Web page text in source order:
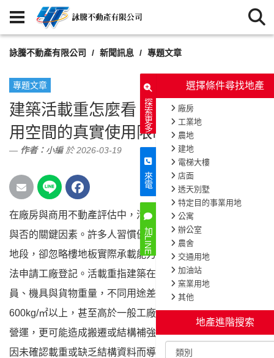
詠騰不動產有限公司 新聞訊息 專題文章
專題文章
建築活載重怎麼看？廠房、倉儲與商
用空間的真實使用限制解析
作者： 小編於 2026-03-19
在廠房與商用不動產評估中，活載重往往是影響成交
與否的關鍵因素。許多人習慣優先關注價格、坪數與
地段，卻忽略樓地板實際承載能力，導致設備無法進場或無
法申請工廠登記。活載重指建築在使用過程中所承受的人
員、機具與貨物重量，不同用途差異極大，例如倉儲通常需
600kg/㎡以上，甚至高於一般工廠。若誤判載重，不僅影響
營運，更可能造成搬遷或結構補強等高額成本。實務上常見
因未確認載重或缺乏結構資料而導致交易卡關。對企業而